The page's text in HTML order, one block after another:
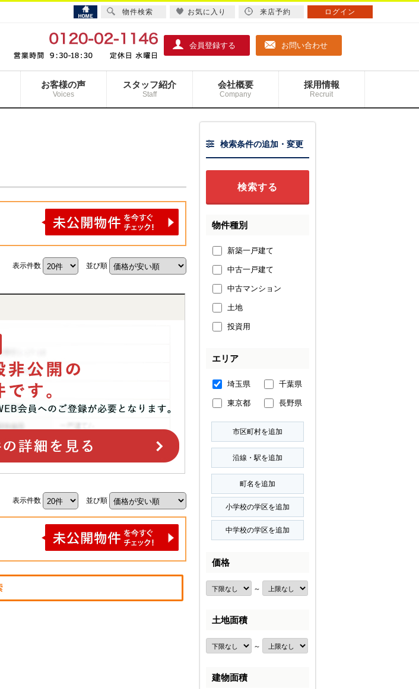
会員登録する お問い合わせ
お客様の声
Voices
スタッフ紹介
Staff
会社概要
Company
採用情報
Recruit
表示件数 並び順
表示件数 並び順
検索条件の追加・変更
物件種別
新築一戸建て
中古一戸建て
中古マンション
土地
投資用
エリア
埼玉県 千葉県
東京都 長野県
価格
～
土地面積
～
建物面積
物件検索 お気に入り 来店予約 ログイン